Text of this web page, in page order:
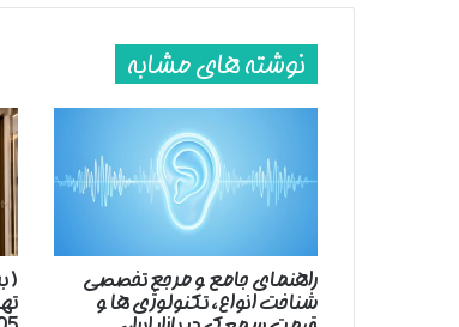
نوشته های مشابه
راهنمای جامع و مرجع تخصصی
شناخت انواع، تکنولوژی ها و
(